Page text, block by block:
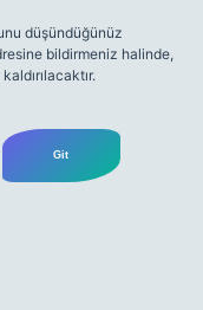
düşündüğünüz
bildirmeniz halinde,